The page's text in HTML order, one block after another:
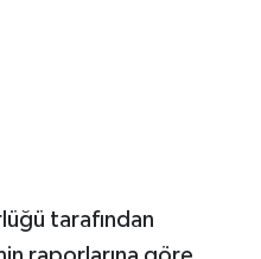
tarafından